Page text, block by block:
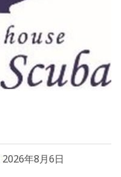
2026年8月6日